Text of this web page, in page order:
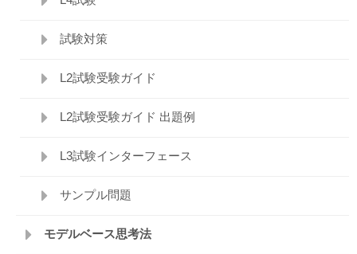
試験対策
L2試験受験ガイド
L2試験受験ガイド 出題例
L3試験インターフェース
サンプル問題
モデルベース思考法